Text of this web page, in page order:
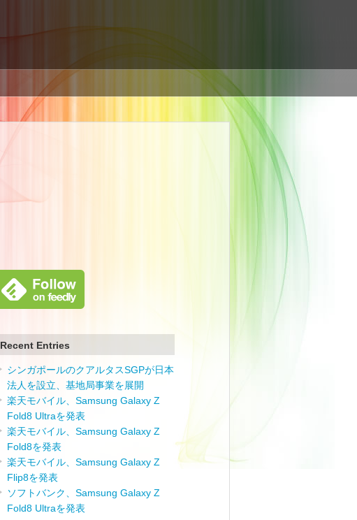
Recent Entries
シンガポールのクアルタスSGPが日本
法人を設立、基地局事業を展開
楽天モバイル、Samsung Galaxy Z
Fold8 Ultraを発表
楽天モバイル、Samsung Galaxy Z
Fold8を発表
楽天モバイル、Samsung Galaxy Z
Flip8を発表
ソフトバンク、Samsung Galaxy Z
Fold8 Ultraを発表